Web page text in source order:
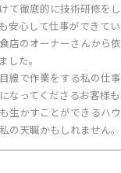
て徹底的に技術研修を
安心して仕事ができてい
店のオーナーさんから
した。
線で作業をする私の仕
なってくださるお客様
生かすことができるハ
の天職かもしれません。